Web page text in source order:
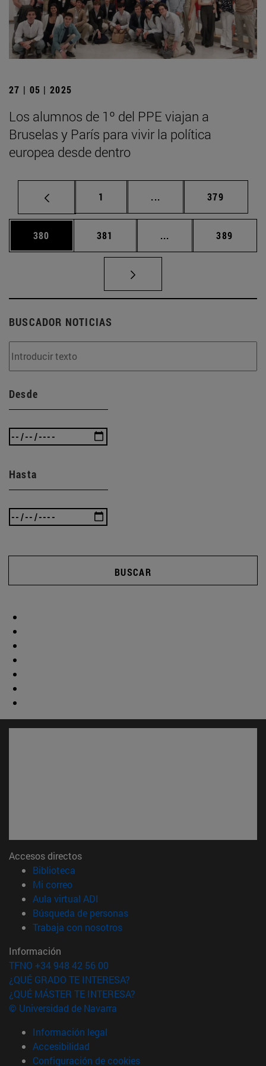
27 | 05 | 2025
Los alumnos de 1º del PPE viajan a
Bruselas y París para vivir la política
europea desde dentro
Página
1 ... Páginas intermedias
Página
379
Página
380 Página
381 ... Páginas intermedias
Página
389
BUSCADOR NOTICIAS
Desde
Hasta
BUSCAR
Accesos directos
Biblioteca
Mi correo(abre en nueva ventana)
Aula virtual ADI
Búsqueda de personas(abre en nueva ventana)
Trabaja con nosotros(abre en nueva ventana)
Información
TFNO +34 948 42 56 00
¿QUÉ GRADO TE INTERESA?
¿QUÉ MÁSTER TE INTERESA?
© Universidad de Navarra
Información legal
Accesibilidad
Configuración de cookies